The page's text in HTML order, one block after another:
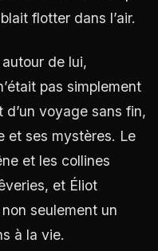
flotter dans l’air.
de lui,
pas simplement
d’un voyage sans fin,
et ses mystères. Le
et les collines
et Éliot
seulement un
à la vie.